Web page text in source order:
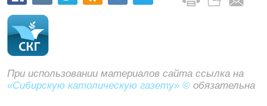
При использовании материалов сайта ссылка на
«Сибирскую католическую газету» © обязательна